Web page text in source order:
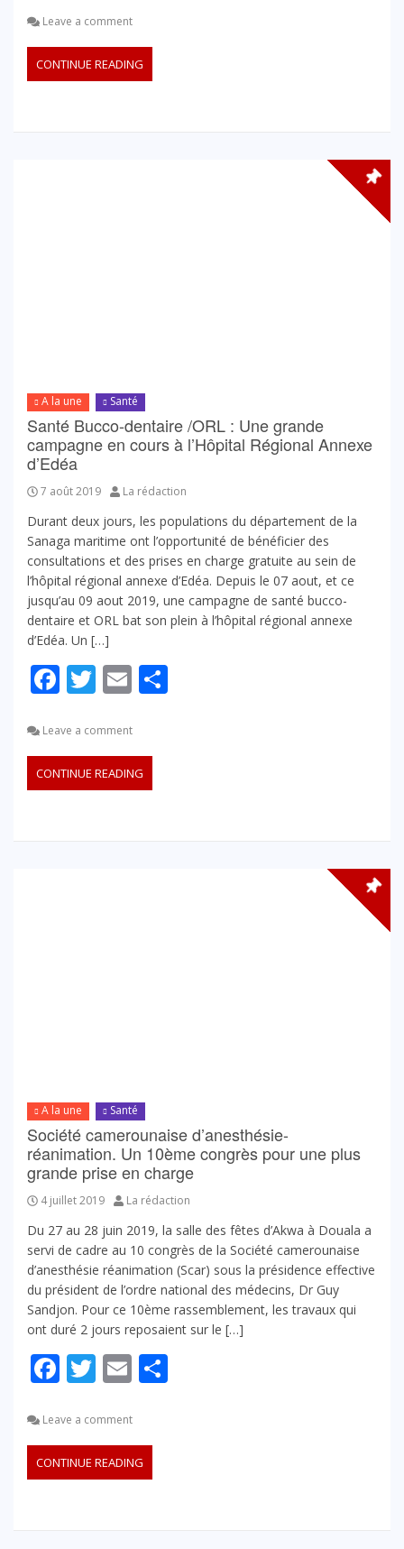
Leave a comment
CONTINUE READING
A la une Santé
Santé Bucco-dentaire /ORL : Une grande
campagne en cours à l’Hôpital Régional Annexe
d’Edéa
7 août 2019 La rédaction
Durant deux jours, les populations du département de la
Sanaga maritime ont l’opportunité de bénéficier des
consultations et des prises en charge gratuite au sein de
l’hôpital régional annexe d’Edéa. Depuis le 07 aout, et ce
jusqu’au 09 aout 2019, une campagne de santé bucco-
dentaire et ORL bat son plein à l’hôpital régional annexe
d’Edéa. Un […]
Facebook
Twitter
Email
Leave a comment
CONTINUE READING
A la une Santé
Société camerounaise d’anesthésie-
réanimation. Un 10ème congrès pour une plus
grande prise en charge
4 juillet 2019 La rédaction
Du 27 au 28 juin 2019, la salle des fêtes d’Akwa à Douala a
servi de cadre au 10 congrès de la Société camerounaise
d’anesthésie réanimation (Scar) sous la présidence effective
du président de l’ordre national des médecins, Dr Guy
Sandjon. Pour ce 10ème rassemblement, les travaux qui
ont duré 2 jours reposaient sur le […]
Facebook
Twitter
Email
Leave a comment
CONTINUE READING